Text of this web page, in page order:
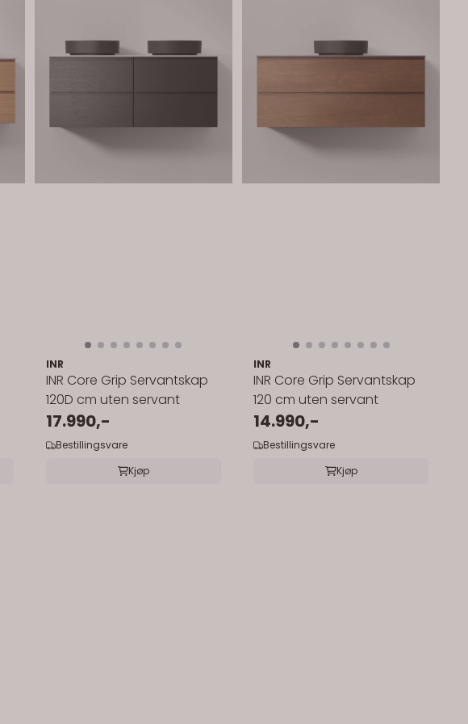
INR
INR Core Grip Servantskap
120D cm uten servant
17.990,-
Bestillingsvare
Kjøp
INR
INR Core Grip Servantskap
120 cm uten servant
14.990,-
Bestillingsvare
Kjøp